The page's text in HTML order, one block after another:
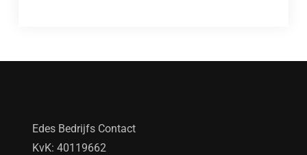
Edes Bedrijfs Contact
KvK: 40119662